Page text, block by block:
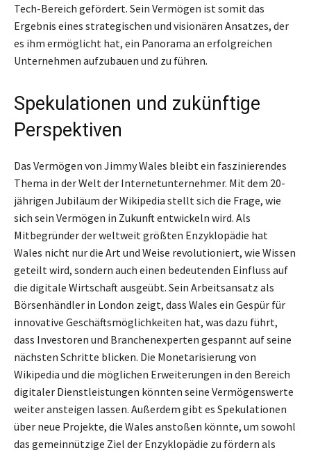
Tech-Bereich gefördert. Sein Vermögen ist somit das
Ergebnis eines strategischen und visionären Ansatzes, der
es ihm ermöglicht hat, ein Panorama an erfolgreichen
Unternehmen aufzubauen und zu führen.
Spekulationen und zukünftige
Perspektiven
Das Vermögen von Jimmy Wales bleibt ein faszinierendes
Thema in der Welt der Internetunternehmer. Mit dem 20-
jährigen Jubiläum der Wikipedia stellt sich die Frage, wie
sich sein Vermögen in Zukunft entwickeln wird. Als
Mitbegründer der weltweit größten Enzyklopädie hat
Wales nicht nur die Art und Weise revolutioniert, wie Wissen
geteilt wird, sondern auch einen bedeutenden Einfluss auf
die digitale Wirtschaft ausgeübt. Sein Arbeitsansatz als
Börsenhändler in London zeigt, dass Wales ein Gespür für
innovative Geschäftsmöglichkeiten hat, was dazu führt,
dass Investoren und Branchenexperten gespannt auf seine
nächsten Schritte blicken. Die Monetarisierung von
Wikipedia und die möglichen Erweiterungen in den Bereich
digitaler Dienstleistungen könnten seine Vermögenswerte
weiter ansteigen lassen. Außerdem gibt es Spekulationen
über neue Projekte, die Wales anstoßen könnte, um sowohl
das gemeinnützige Ziel der Enzyklopädie zu fördern als